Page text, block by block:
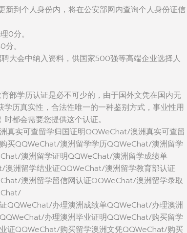
新到个人身份内，将在公安部网内查询个人身份证信
0分。
。
大会中纳入资料，供国家500强等高端企业选择人
部学历认证是必不可少的，由于国外文凭在国内无
历真实性，合法性唯一的一种鉴别方式，事业性用
都会需要您提供这个认证。
真实可查留学归国证明QQWeChat/澳洲真实可查留
买QQWeChat/澳洲留学学历QQWeChat/澳洲留学
澳洲留学证明QQWeChat/澳洲留学成绩单
洲留学结业证QQWeChat/澳洲留学教育部认证
澳洲留学留信网认证QQWeChat/澳洲留学录取
QQWeChat/办理澳洲成绩单QQWeChat/办理澳洲
办理澳洲毕业证明QQWeChat/购买留学
证QQWeChat/购买留学澳洲文凭QQWeChat/购买